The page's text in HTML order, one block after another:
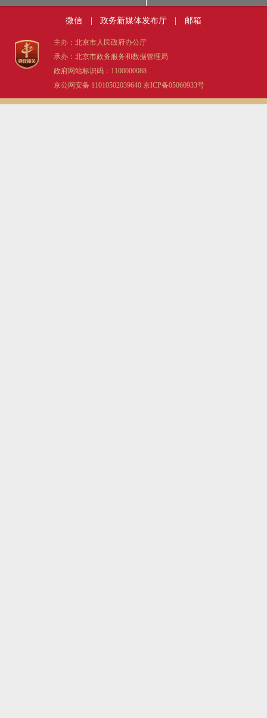
微信 政务新媒体发布厅 邮箱
主办：北京市人民政府办公厅
承办：北京市政务服务和数据管理局
政府网站标识码：1100000088
京公网安备 11010502039640 京ICP备05060933号